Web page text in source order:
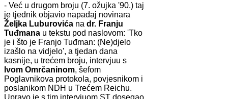
- Već u drugom broju (7. ožujka '90.) taj
je tjednik objavio napadaj novinara
Željka Luburovića na dr. Franju
Tuđmana u tekstu pod naslovom: 'Tko
je i što je Franjo Tuđman: (Ne)djelo
izašlo na vidjelo', a tjedan dana
kasnije, u trećem broju, intervjuu s
Ivom Omrčaninom, šefom
Poglavnikova protokola, povjesnikom i
poslanikom NDH u Trećem Reichu.
Upravo je s tim intervjuom ST dosegao